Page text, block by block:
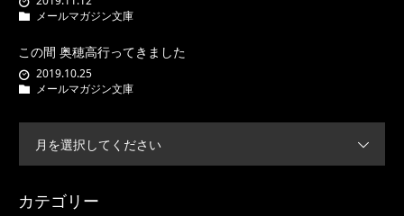
メールマガジン文庫
この間 奥穂高行ってきました
2019.10.25
メールマガジン文庫
月を選択してください
カテゴリー